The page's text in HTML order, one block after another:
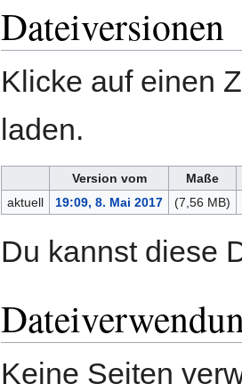
Dateiversionen
Klicke auf einen
laden.
Version vom
Maße
aktuell
19:09, 8. Mai 2017 (7,56 MB)
Du kannst diese
Keine Seiten